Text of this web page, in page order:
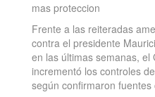
mas proteccion
Frente a las reiteradas
contra el presidente
en las últimas semanas, el
incrementó los controles
según confirmaron fuentes